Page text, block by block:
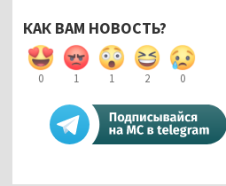
КАК ВАМ НОВОСТЬ?
0 1 1 2 0